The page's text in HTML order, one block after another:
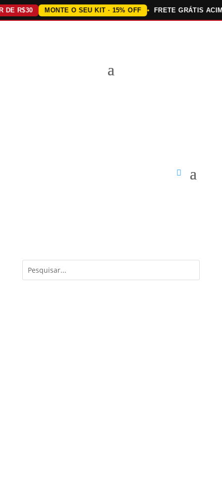
R$30 MONTE O SEU KIT · 15% OFF FRETE GRÁTIS ACIMA